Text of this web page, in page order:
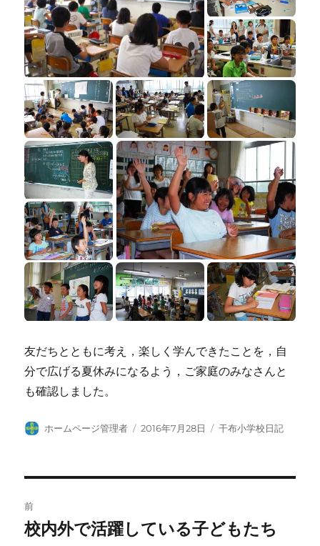
友だちとともに考え，楽しく学んできたことを，自
分で広げる夏休みになるよう，ご家庭のみなさんと
も確認しました。
投
ホームページ管理者
投
2016年7月28日
カ
干布小学校日記
稿
前
前
校内外で活躍している子どもたち